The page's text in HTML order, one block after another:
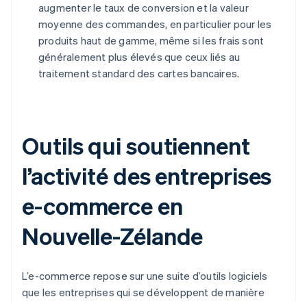
augmenter le taux de conversion et la valeur
moyenne des commandes, en particulier pour les
produits haut de gamme, même si les frais sont
généralement plus élevés que ceux liés au
traitement standard des cartes bancaires.
Outils qui soutiennent
l’activité des entreprises
e-commerce en
Nouvelle-Zélande
L’e-commerce repose sur une suite d’outils logiciels
que les entreprises qui se développent de manière